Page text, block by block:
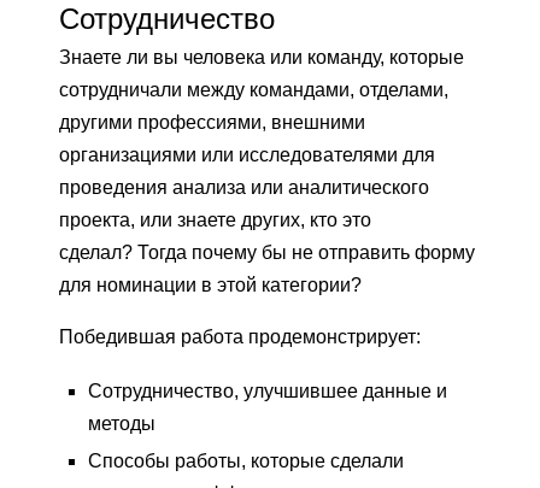
Сотрудничество
Знаете ли вы человека или команду, которые
сотрудничали между командами, отделами,
другими профессиями, внешними
организациями или исследователями для
проведения анализа или аналитического
проекта, или знаете других, кто это
сделал? Тогда почему бы не отправить форму
для номинации в этой категории?
Победившая работа продемонстрирует:
Сотрудничество, улучшившее данные и
методы
Способы работы, которые сделали